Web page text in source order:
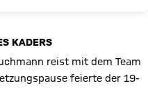
KADERS
reist mit dem Team
feierte der 19-